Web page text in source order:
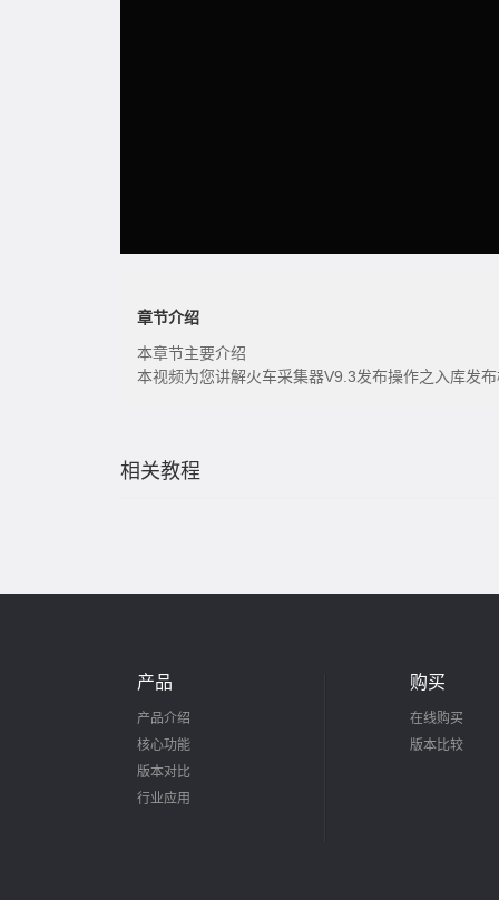
章节介绍
本章节主要介绍
本视频为您讲解火车采集器V9.3发布操作之入库发
相关教程
产品
产品介绍
核心功能
版本对比
行业应用
购买
在线购买
版本比较